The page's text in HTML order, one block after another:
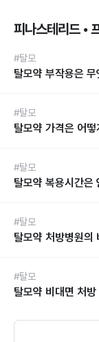
피나스테리드 •
#탈모
탈모약 부작용은
#탈모
탈모약 가격은 어
#탈모
탈모약 복용시간은
#탈모
탈모약 처방병원의
#탈모
탈모약 비대면 처